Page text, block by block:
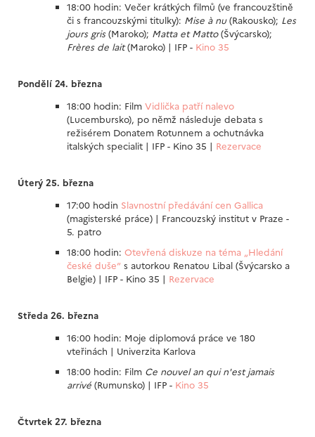
18:00 hodin: Večer krátkých filmů (ve francouzštině
či s francouzskými titulky): Mise à nu(Rakousko); Les
jours gris(Maroko); Matta et Matto(Švýcarsko);
Frères de lait(Maroko) | IFP - Kino 35
Pondělí 24. března
18:00 hodin: Film Vidlička patří nalevo
(Lucembursko), po němž následuje debata s
režisérem Donatem Rotunnem a ochutnávka
italských specialit | IFP - Kino 35 | Rezervace
Úterý 25. března
17:00 hodin Slavnostní předávání cen Gallica
(magisterské práce) | Francouzský institut v Praze -
5. patro
18:00 hodin: Otevřená diskuze na téma „Hledání
české duše“ s autorkou Renatou Libal (Švýcarsko a
Belgie) | IFP - Kino 35 | Rezervace
Středa 26. března
16:00 hodin: Moje diplomová práce ve 180
vteřinách | Univerzita Karlova
18:00 hodin: Film Ce nouvel an qui n'est jamais
arrivé (Rumunsko) | IFP - Kino 35
Čtvrtek 27. března